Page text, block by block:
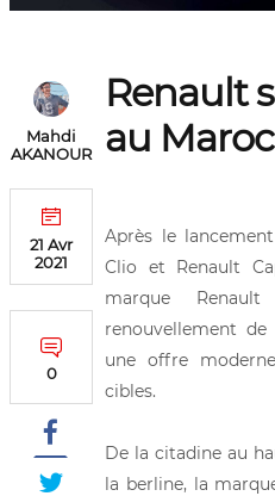
Mahdi
AKANOUR
21 Avr
2021
0
Renault
au
Après le
Clio et Renault
marque
renouvellement
une offre
cibles.
De la citadine au
la berline, la